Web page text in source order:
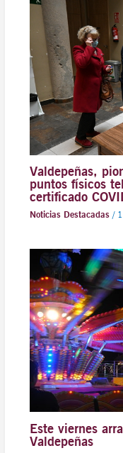
Valdepeñas,
puntos físicos
certificado
Noticias Destacadas/
Este viernes
Valdepeñas